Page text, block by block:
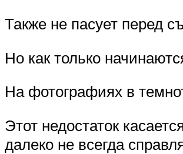
Также не пасует перед
Но как только
На фотографиях в
Этот недостаток
далеко не всегда